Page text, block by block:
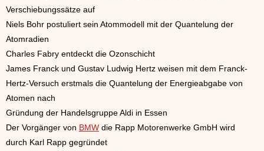
Verschiebungssätze auf
Niels Bohr postuliert sein Atommodell mit der Quantelung der
Atomradien
Charles Fabry entdeckt die Ozonschicht
James Franck und Gustav Ludwig Hertz weisen mit dem Franck-
Hertz-Versuch erstmals die Quantelung der Energieabgabe von
Atomen nach
Gründung der Handelsgruppe Aldi in Essen
Der Vorgänger von BMW die Rapp Motorenwerke GmbH wird
durch Karl Rapp gegründet